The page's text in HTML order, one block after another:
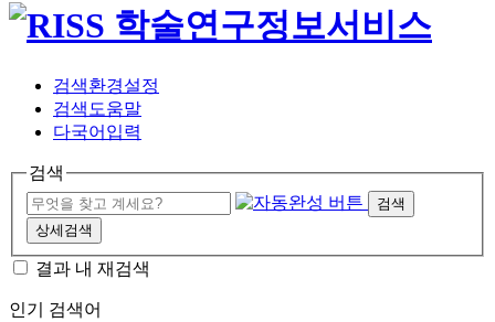
검색환경설정
검색도움말
다국어입력
검색
검색
상세검색
결과 내 재검색
인기 검색어